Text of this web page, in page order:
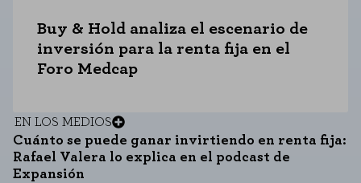
Buy & Hold analiza el escenario de
inversión para la renta fija en el
Foro Medcap
EN LOS MEDIOS
Cuánto se puede ganar invirtiendo en renta fija:
Rafael Valera lo explica en el podcast de
Expansión